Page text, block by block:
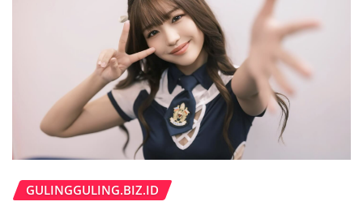
GULINGGULING.BIZ.ID